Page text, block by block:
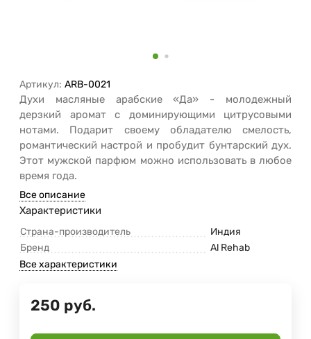
Артикул: ARB-0021
Духи масляные арабские «Да» - молодежный
дерзкий аромат с доминирующими цитрусовыми
нотами. Подарит своему обладателю смелость,
романтический настрой и пробудит бунтарский дух.
Этот мужской парфюм можно использовать в любое
время года.
Все описание
Характеристики
Страна-производитель
Индия
Бренд
Al Rehab
Все характеристики
250 руб.